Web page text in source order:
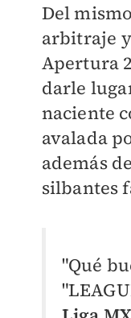
Del
arbitraje
Apertura
darle
naciente
avalada
además
silbantes
"Qué